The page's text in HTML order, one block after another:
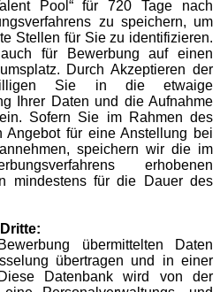
Pool“ für 720 Tage nach
zu speichern, um
Stellen für Sie zu identifizieren.
für Bewerbung auf einen
Durch Akzeptieren der
willigen Sie in die etwaige
Ihrer Daten und die Aufnahme
Sofern Sie im Rahmen des
Angebot für eine Anstellung bei
speichern wir die im
erhobenen
mindestens für die Dauer des
übermittelten Daten
übertragen und in einer
Datenbank wird von der